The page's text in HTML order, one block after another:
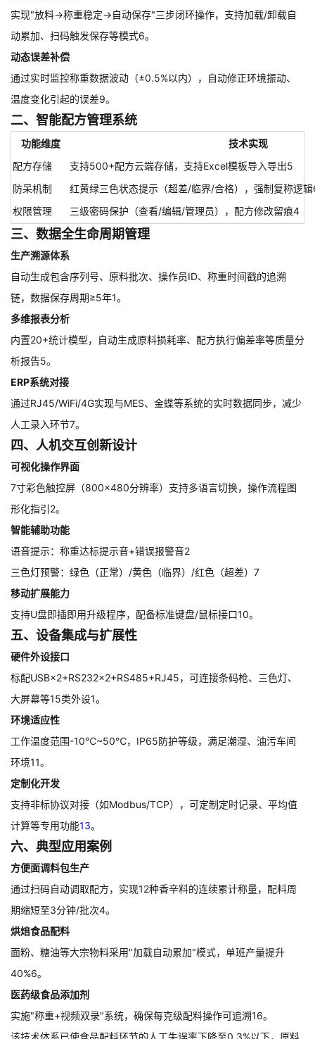
实现"放料→称重稳定→自动保存"三步闭环操作，支持加载/卸载自
动累加、扫码触发保存等模式6。
动态误差补偿
通过实时监控称重数据波动（±0.5%以内），自动修正环境振动、
温度变化引起的误差9。
二、智能配方管理系统
功能维度
技术实现
配方存储
支持500+配方云端存储，支持Excel模板导入导出5
防呆机制
红黄绿三色状态提示（超差/临界/合格），强制复称逻
权限管理
三级密码保护（查看/编辑/管理员），配方修改留痕4
三、数据全生命周期管理
生产溯源体系
自动生成包含序列号、原料批次、操作员ID、称重时间戳的追溯
链，数据保存周期≥5年1。
多维报表分析
内置20+统计模型，自动生成原料损耗率、配方执行偏差率等质量分
析报告5。
ERP系统对接
通过RJ45/WiFi/4G实现与MES、金蝶等系统的实时数据同步，减少
人工录入环节7。
四、人机交互创新设计
可视化操作界面
7寸彩色触控屏（800×480分辨率）支持多语言切换，操作流程图
形化指引2。
智能辅助功能
语音提示：称重达标提示音+错误报警音2
三色灯预警：绿色（正常）/黄色（临界）/红色（超差）7
移动扩展能力
支持U盘即插即用升级程序，配备标准键盘/鼠标接口10。
五、设备集成与扩展性
硬件外设接口
标配USB×2+RS232×2+RS485+RJ45，可连接条码枪、三色灯、
大屏幕等15类外设1。
环境适应性
工作温度范围-10℃~50℃，IP65防护等级，满足潮湿、油污车间
环境11。
定制化开发
支持非标协议对接（如Modbus/TCP），可定制定时记录、平均值
计算等专用功能13。
六、典型应用案例
方便面调料包生产
通过扫码自动调取配方，实现12种香辛料的连续累计称量，配料周
期缩短至3分钟/批次4。
烘焙食品配料
面粉、糖油等大宗物料采用"加载自动累加"模式，单班产量提升
40%6。
医药级食品添加剂
实施"称重+视频双录"系统，确保每克级配料操作可追溯16。